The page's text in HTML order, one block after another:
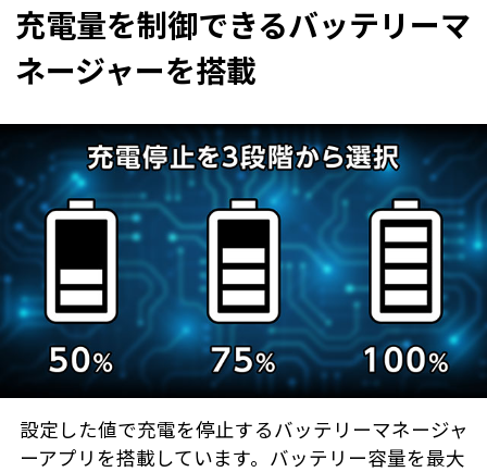
充電量を制御できるバッテリーマ
ネージャーを搭載
設定した値で充電を停止するバッテリーマネージャ
ーアプリを搭載しています。バッテリー容量を最大